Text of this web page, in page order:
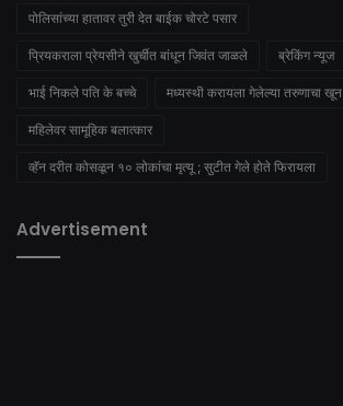
पोलिसांच्या हातावर तुरी देत बाईक चोरटे पसार
प्रियकराला प्रेयसीने खुर्चीत बांधून जिवंत जाळले ब्रेकिंग न्यूज
भाई निकले पति के बच्चे मध्यस्थी करायला गेलेल्या तरुणाचा खून
महिलेवर सामूहिक बलात्कार
व्हॅन दरीत कोसळून १० लोकांचा मृत्यू ; सुटीत गेले होते फिरायला
Advertisement